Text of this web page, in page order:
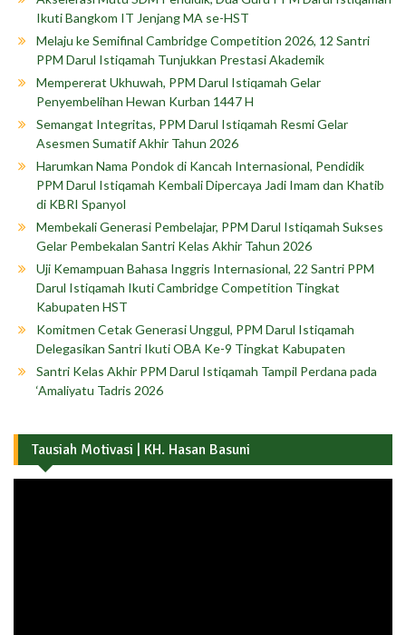
Ikuti Bangkom IT Jenjang MA se-HST
Melaju ke Semifinal Cambridge Competition 2026, 12 Santri
PPM Darul Istiqamah Tunjukkan Prestasi Akademik
Mempererat Ukhuwah, PPM Darul Istiqamah Gelar
Penyembelihan Hewan Kurban 1447 H
Semangat Integritas, PPM Darul Istiqamah Resmi Gelar
Asesmen Sumatif Akhir Tahun 2026
Harumkan Nama Pondok di Kancah Internasional, Pendidik
PPM Darul Istiqamah Kembali Dipercaya Jadi Imam dan Khatib
di KBRI Spanyol
Membekali Generasi Pembelajar, PPM Darul Istiqamah Sukses
Gelar Pembekalan Santri Kelas Akhir Tahun 2026
Uji Kemampuan Bahasa Inggris Internasional, 22 Santri PPM
Darul Istiqamah Ikuti Cambridge Competition Tingkat
Kabupaten HST
Komitmen Cetak Generasi Unggul, PPM Darul Istiqamah
Delegasikan Santri Ikuti OBA Ke-9 Tingkat Kabupaten
Santri Kelas Akhir PPM Darul Istiqamah Tampil Perdana pada
‘Amaliyatu Tadris 2026
Tausiah Motivasi | KH. Hasan Basuni